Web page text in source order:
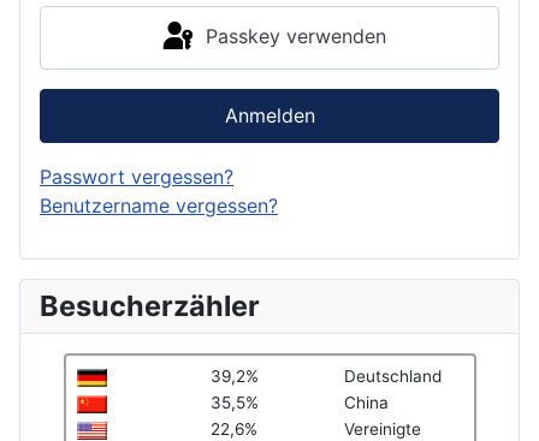
Passkey verwenden
Anmelden
Passwort vergessen?
Benutzername vergessen?
Besucherzähler
39,2%
Deutschland
35,5%
China
22,6%
Vereinigte